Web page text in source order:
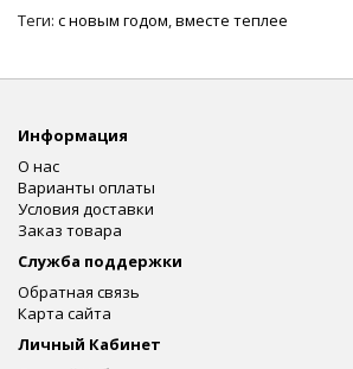
Теги: с новым годом вместе теплее
Информация
О нас
Варианты оплаты
Условия доставки
Заказ товара
Служба поддержки
Обратная связь
Карта сайта
Личный Кабинет